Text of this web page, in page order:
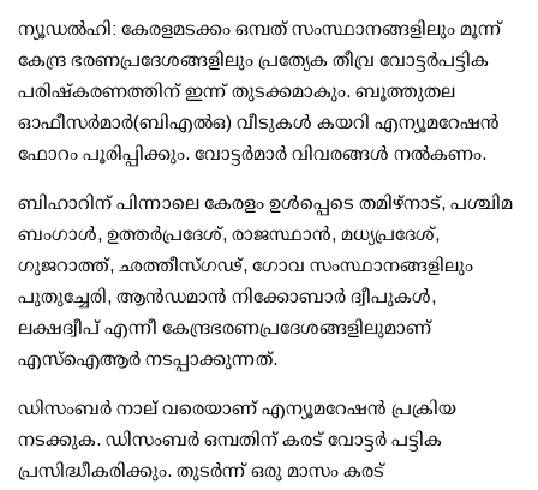
ന്യൂഡല്‍ഹി: കേരളമടക്കം ഒമ്പത് സംസ്ഥാനങ്ങളിലും മൂന്ന്
കേന്ദ്ര ഭരണപ്രദേശങ്ങളിലും പ്രത്യേക തീവ്ര വോട്ടര്‍പട്ടിക
പരിഷ്‌കരണത്തിന് ഇന്ന് തുടക്കമാകും. ബൂത്തുതല
ഓഫീസര്‍മാര്‍(ബിഎല്‍ഒ) വീടുകള്‍ കയറി എന്യൂമറേഷന്‍
ഫോറം പൂരിപ്പിക്കും. വോട്ടര്‍മാര്‍ വിവരങ്ങള്‍ നല്‍കണം.
ബിഹാറിന് പിന്നാലെ കേരളം ഉള്‍പ്പെടെ തമിഴ്നാട്, പശ്ചിമ
ബംഗാള്‍, ഉത്തര്‍പ്രദേശ്, രാജസ്ഥാന്‍, മധ്യപ്രദേശ്,
ഗുജറാത്ത്, ഛത്തീസ്ഗഢ്, ഗോവ സംസ്ഥാനങ്ങളിലും
പുതുച്ചേരി, ആന്‍ഡമാന്‍ നിക്കോബാര്‍ ദ്വീപുകള്‍,
ലക്ഷദ്വീപ് എന്നീ കേന്ദ്രഭരണപ്രദേശങ്ങളിലുമാണ്
എസ്ഐആര്‍ നടപ്പാക്കുന്നത്.
ഡിസംബര്‍ നാല് വരെയാണ് എന്യൂമറേഷന്‍ പ്രക്രിയ
നടക്കുക. ഡിസംബര്‍ ഒമ്പതിന് കരട് വോട്ടര്‍ പട്ടിക
പ്രസിദ്ധീകരിക്കും. തുടര്‍ന്ന് ഒരു മാസം കരട്